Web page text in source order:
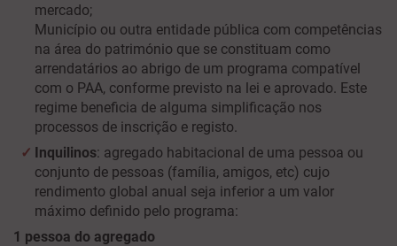
mercado;
Município ou outra entidade pública com competências
na área do património que se constituam como
arrendatários ao abrigo de um programa compatível
com o PAA, conforme previsto na lei e aprovado. Este
regime beneficia de alguma simplificação nos
processos de inscrição e registo.
Inquilinos: agregado habitacional de uma pessoa ou
conjunto de pessoas (família, amigos, etc) cujo
rendimento global anual seja inferior a um valor
máximo definido pelo programa:
1 pessoa do agregado